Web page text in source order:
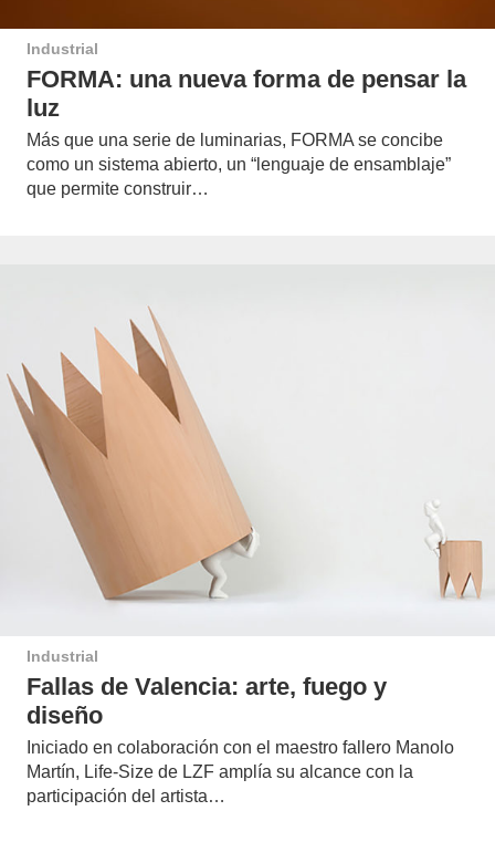
Industrial
FORMA: una nueva forma de pensar la
luz
Más que una serie de luminarias, FORMA se concibe
como un sistema abierto, un “lenguaje de ensamblaje”
que permite construir…
Industrial
Fallas de Valencia: arte, fuego y
diseño
Iniciado en colaboración con el maestro fallero Manolo
Martín, Life-Size de LZF amplía su alcance con la
participación del artista…